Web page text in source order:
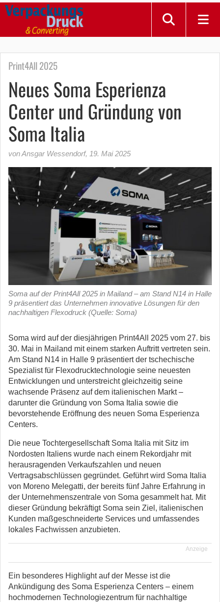
Print4All 2025
Neues Soma Esperienza
Center und Gründung von
Soma Italia
von Ansgar Wessendorf, 19. Mai 2025
Soma auf der Print4All 2025 in Mailand – am Stand N14 in Halle
9 präsentiert das Unternehmen innovative Lösungen für den
nachhaltigen Flexodruck (Quelle: Soma)
Soma wird auf der diesjährigen Print4All 2025 vom 27. bis
30. Mai in Mailand mit einem starken Auftritt vertreten sein.
Am Stand N14 in Halle 9 präsentiert der tschechische
Spezialist für Flexodrucktechnologie seine neuesten
Entwicklungen und unterstreicht gleichzeitig seine
wachsende Präsenz auf dem italienischen Markt –
darunter die Gründung von Soma Italia sowie die
bevorstehende Eröffnung des neuen Soma Esperienza
Centers.
Die neue Tochtergesellschaft Soma Italia mit Sitz im
Nordosten Italiens wurde nach einem Rekordjahr mit
herausragenden Verkaufszahlen und neuen
Vertragsabschlüssen gegründet. Geführt wird Soma Italia
von Moreno Melegatti, der bereits fünf Jahre Erfahrung in
der Unternehmenszentrale von Soma gesammelt hat. Mit
dieser Gründung bekräftigt Soma sein Ziel, italienischen
Kunden maßgeschneiderte Services und umfassendes
lokales Fachwissen anzubieten.
Anzeige
Ein besonderes Highlight auf der Messe ist die
Ankündigung des Soma Esperienza Centers – einem
hochmodernen Technologiezentrum für nachhaltige